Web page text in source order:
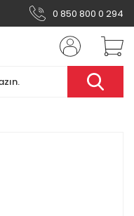
0 850 800 0 294